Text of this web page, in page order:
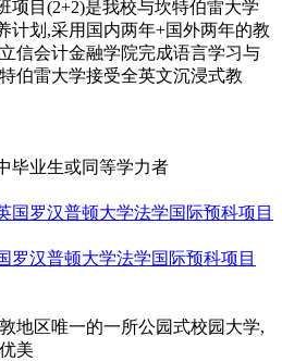
项目(2+2)是我校与坎特伯雷大学
计划,采用国内两年+国外两年的教
信会计金融学院完成语言学习与
伯雷大学接受全英文沉浸式教
毕业生或同等学力者
罗汉普顿大学法学国际预科项目
地区唯一的一所公园式校园大学,
美